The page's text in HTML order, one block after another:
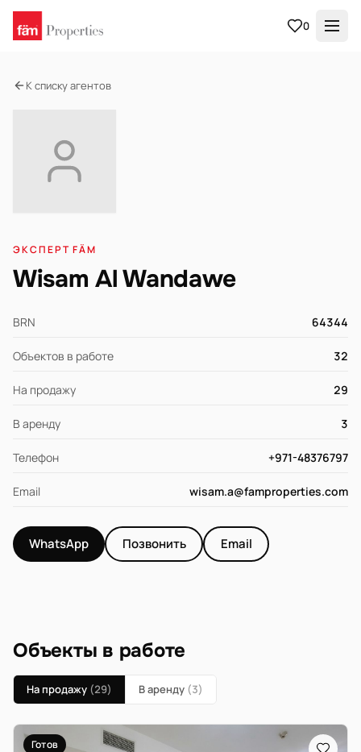
0
К списку агентов
ЭКСПЕРТ FÄM
Wisam Al Wandawe
BRN 64344
Объектов в работе 32
На продажу 29
В аренду 3
Телефон +971-48376797
Email wisam.a@famproperties.com
WhatsApp Позвонить Email
Объекты в работе
На продажу (29) В аренду (3)
Готов